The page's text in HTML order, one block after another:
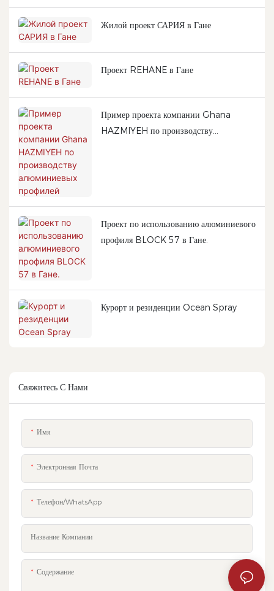
Жилой проект САРИЯ в Гане
Проект REHANE в Гане
Пример проекта компании Ghana
HAZMIYEH по производству
Проект по использованию алюминиевого
профиля BLOCK 57 в Гане.
Курорт и резиденции Ocean Spray
Свяжитесь С Нами
Имя
Электронная Почта
Телефон/WhatsApp
Название Компании
Содержание